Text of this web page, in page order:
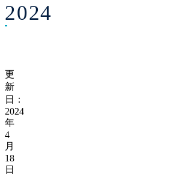
2024
更
新
日：
2024
年
4
月
18
日